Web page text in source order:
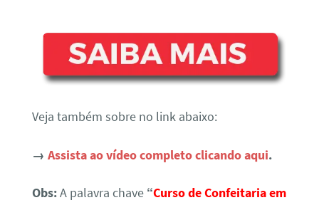
Veja também sobre no link abaixo:
→ Assista ao vídeo completo clicando aqui.
Obs:A palavra chave “Curso de Confeitaria em